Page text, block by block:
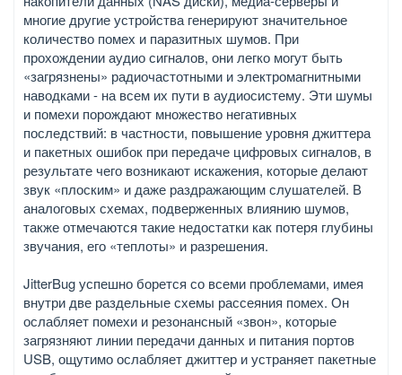
многие другие устройства генерируют значительное
количество помех и паразитных шумов. При
прохождении аудио сигналов, они легко могут быть
«загрязнены» радиочастотными и электромагнитными
наводками - на всем их пути в аудиосистему. Эти шумы
и помехи порождают множество негативных
последствий: в частности, повышение уровня джиттера
и пакетных ошибок при передаче цифровых сигналов, в
результате чего возникают искажения, которые делают
звук «плоским» и даже раздражающим слушателей. В
аналоговых схемах, подверженных влиянию шумов,
также отмечаются такие недостатки как потеря глубины
звучания, его «теплоты» и разрешения.
JitterBug успешно борется со всеми проблемами, имея
внутри две раздельные схемы рассеяния помех. Он
ослабляет помехи и резонансный «звон», которые
загрязняют линии передачи данных и питания портов
USB, ощутимо ослабляет джиттер и устраняет пакетные